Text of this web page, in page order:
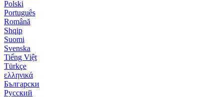
Polski
Português
Română
Shqip
Suomi
Svenska
Tiếng Việt
Türkçe
ελληνικά
Български
Русский